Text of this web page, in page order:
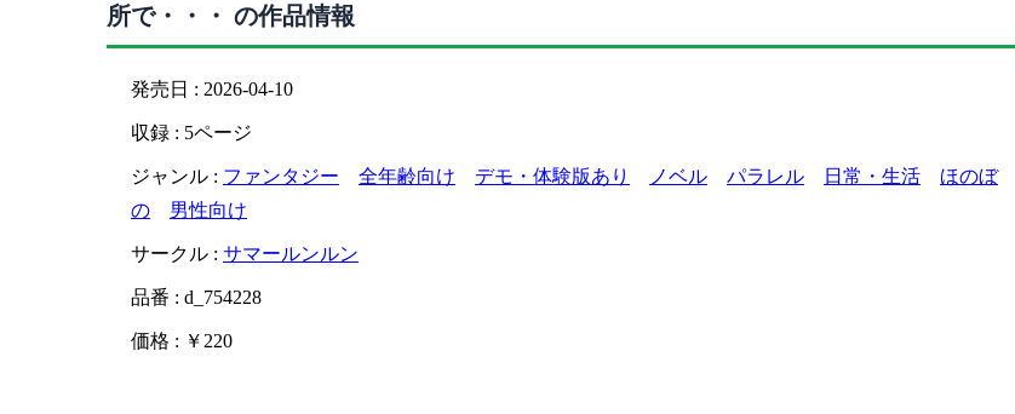
所で・・・ の作品情報
発売日 : 2026-04-10
収録 : 5ページ
ジャンル : ファンタジー 全年齢向け デモ・体験版あり ノベル パラレル 日常・生活
ほのぼ
の
男性向け
サークル : サマールンルン
品番 : d_754228
価格 : ￥220